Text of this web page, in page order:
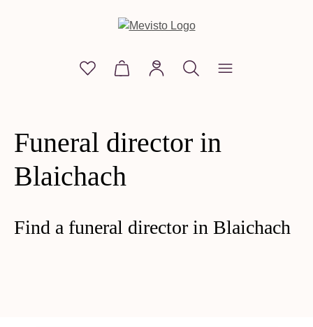
You have 0 wishlist items
Shopping cart contains 0 items.
Funeral director in
Blaichach
Find a funeral director in Blaichach